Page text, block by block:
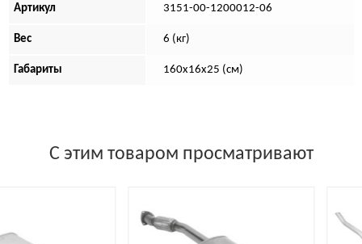
Артикул 3151-00-1200012-06
Вес 6 (кг)
Габариты 160х16х25 (см)
С этим товаром просматривают